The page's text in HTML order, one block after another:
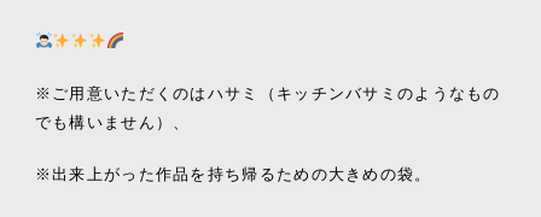
※ご用意いただくのはハサミ（キッチンバサミのようなもの
でも構いません）、
※出来上がった作品を持ち帰るための大きめの袋。